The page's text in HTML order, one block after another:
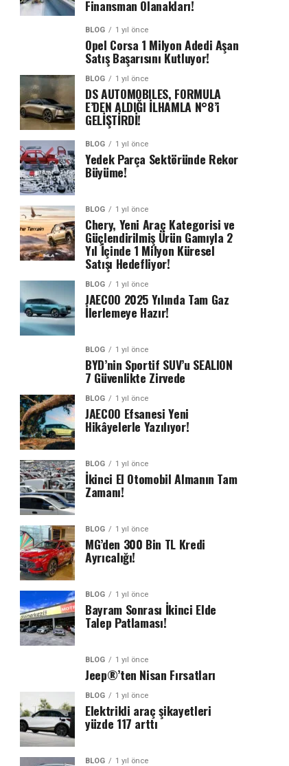
Finansman Olanakları!
BLOG 1 yıl önce
Opel Corsa 1 Milyon Adedi Aşan
Satış Başarısını Kutluyor!
BLOG 1 yıl önce
DS AUTOMOBILES, FORMULA
E’DEN ALDIĞI İLHAMLA N°8’i
GELİŞTİRDİ!
BLOG 1 yıl önce
Yedek Parça Sektöründe Rekor
Büyüme!
BLOG 1 yıl önce
Chery, Yeni Araç Kategorisi ve
Güçlendirilmiş Ürün Gamıyla 2
Yıl İçinde 1 Milyon Küresel
Satışı Hedefliyor!
BLOG 1 yıl önce
JAECOO 2025 Yılında Tam Gaz
İlerlemeye Hazır!
BLOG 1 yıl önce
BYD’nin Sportif SUV’u SEALION
7 Güvenlikte Zirvede
BLOG 1 yıl önce
JAECOO Efsanesi Yeni
Hikâyelerle Yazılıyor!
BLOG 1 yıl önce
İkinci El Otomobil Almanın Tam
Zamanı!
BLOG 1 yıl önce
MG’den 300 Bin TL Kredi
Ayrıcalığı!
BLOG 1 yıl önce
Bayram Sonrası İkinci Elde
Talep Patlaması!
BLOG 1 yıl önce
Jeep®’ten Nisan Fırsatları
BLOG 1 yıl önce
Elektrikli araç şikayetleri
yüzde 117 arttı
BLOG 1 yıl önce